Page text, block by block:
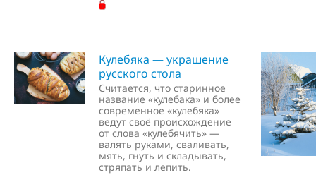
Кулебяка — украшение
русского стола
Считается, что старинное
название «кулебака» и более
современное «кулебяка»
ведут своё происхождение
от слова «кулебячить» —
валять руками, сваливать,
мять, гнуть и складывать,
стряпать и лепить.